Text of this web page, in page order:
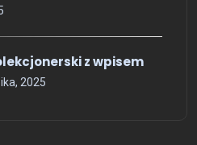
z wpisem
2025